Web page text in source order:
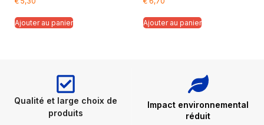
Ajouter au panier Ajouter au panier
Qualité et large choix de
produits
Impact environnemental
réduit